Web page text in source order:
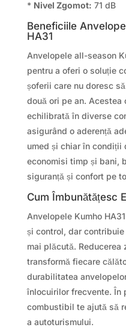
* Nivel Zgomot: 71 dB
Beneficiile
HA31
Anvelopele all-season
pentru a oferi o soluție
șoferii care nu doresc
două ori pe an. Acestea
echilibrată în diverse
asigurând o aderență
umed și chiar în condiții
economisi timp și bani,
siguranță și confort pe
Cum Îmbunătățesc
Anvelopele Kumho
și control, dar
mai plăcută. Reducerea
transformă fiecare
durabilitatea
înlocuirilor frecvente. În
combustibil te ajută să
a autoturismului.